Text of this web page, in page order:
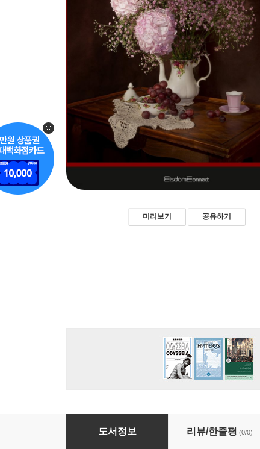
미리보기 공유하기
사람은 대화로 드러난다 : 스위프트의 인간
도서정보 리뷰/한줄평 (0/0)